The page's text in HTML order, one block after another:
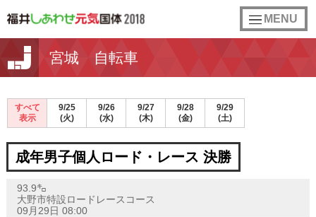
toggle
navigation
MENU
宮城 自転車
すべて
表示
9/25
(火)
9/26
(水)
9/27
(木)
9/28
(金)
9/29
(土)
成年男子個人ロード・レース 決勝
93.9㌔
大野市特設ロードレースコース
09月29日 08:00